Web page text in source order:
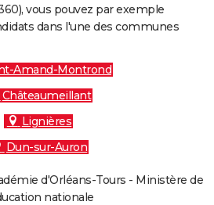
vous pouvez par exemple
dans l'une des communes
Amand-Montrond
Châteaumeillant
Lignières
Dun-sur-Auron
d'Orléans-Tours - Ministère de
nationale